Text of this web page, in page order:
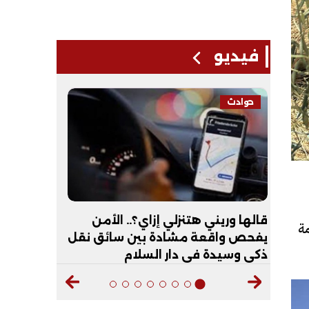
فيديو
حوادث
قالها وريني هتنزلي إزاي؟.. الأمن
يفحص واقعة مشادة بين سائق نقل
ذكي وسيدة في دار السلام